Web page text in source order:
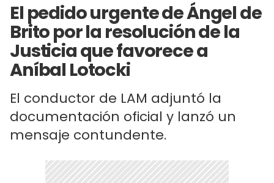
El pedido urgente de Ángel de
Brito por la resolución de la
Justicia que favorece a
Aníbal Lotocki
El conductor de LAM adjuntó la
documentación oficial y lanzó un
mensaje contundente.